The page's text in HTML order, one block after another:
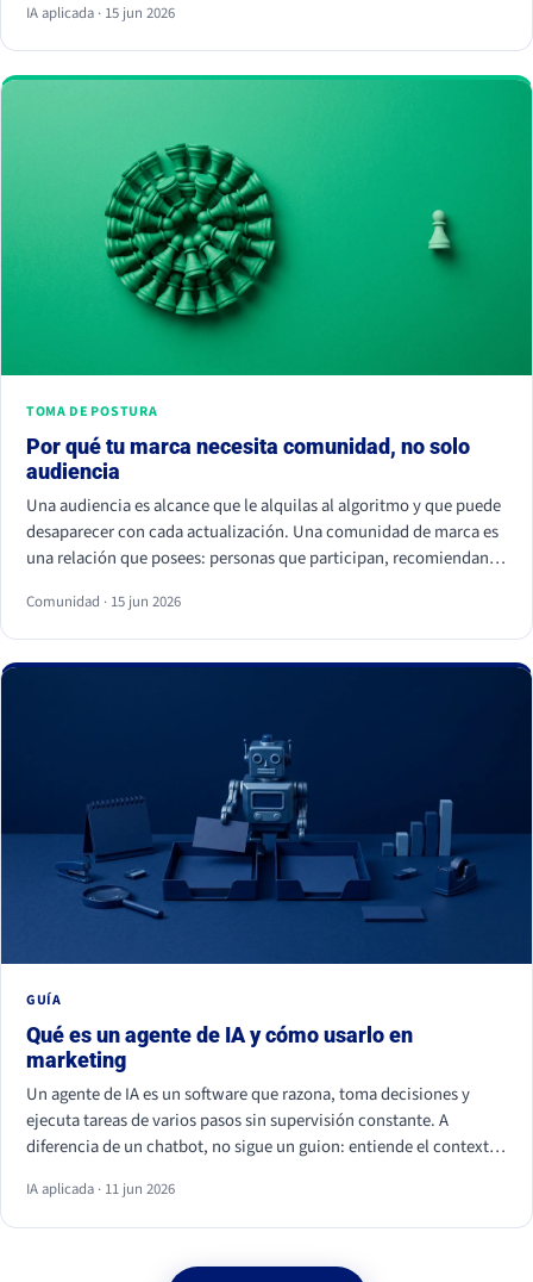
para que trabaje con tus datos, y crear Skills que conviertan
vuestra forma de trabajar en algo repetible. La magia no está en el
chat, está en los conectores y los Skills.
IA aplicada · 15 jun 2026
TOMA DE POSTURA
Por qué tu marca necesita comunidad, no solo
audiencia
Una audiencia es alcance que le alquilas al algoritmo y que puede
desaparecer con cada actualización. Una comunidad de marca es
una relación que posees: personas que participan, recomiendan y
comunidad sostiene el negocio cuando el alcance pagado falla.
Comunidad · 15 jun 2026
GUÍA
Qué es un agente de IA y cómo usarlo en
marketing
Un agente de IA es un software que razona, toma decisiones y
ejecuta tareas de varios pasos sin supervisión constante. A
diferencia de un chatbot, no sigue un guion: entiende el contexto
analizar datos, calificar leads y monitorizar la conversación social.
IA aplicada · 11 jun 2026